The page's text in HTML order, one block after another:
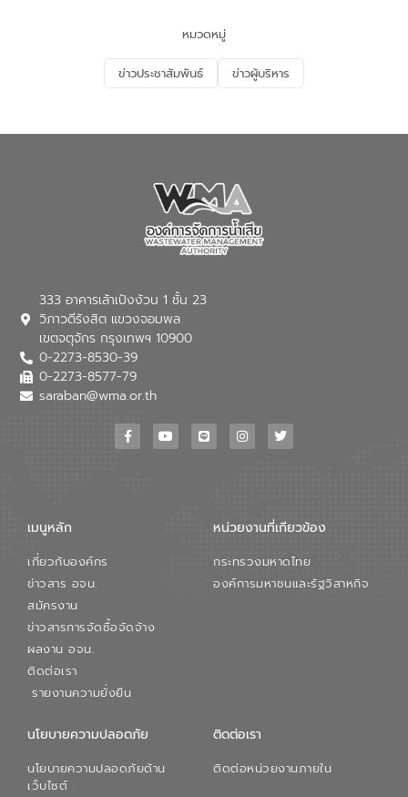
ด้านน้ำของประเทศ และเตรียมความพร้อม
รองรับการเติบโตของเมือง รวมถึงการ
ลงทุนในอุตสาหกรรมแห่งอนาคต ตลอดจน
มุ่งตอบโจทย์ความท้าทายจากวิกฤตการ
ในครั้งนี้เป็นการดึงจุดแข็งและความ
(อจน.) มาผสานกับประสบการณ์และ
เทคโนโลยีโครงข่ายน้ำครบวงจรในพื้นที่ EEC
ของอีสท์ วอเตอร์ เพื่อร่วมกันศึกษา
เทคโนโลยีการปรับปรุงคุณภาพน้ำ (Water
Reuse) และพัฒนารูปแบบการดำเนินงาน
ใช้น้ำที่พุ่งสูงขึ้นจากการขยายตัวของ
การองค์การจัดการน้ำเสีย กล่าวถึงภารกิจ
เพื่อสนับสนุนการพัฒนาเมืองอย่างยั่งยืน
ขณะที่ นายบดินทร์ อุดล กรรมการผู้อำนวย
สมดุลทางเศรษฐกิจและสิ่งแวดล้อมได้อย่าง
ภาคเอกชนในครั้งนี้ นับเป็นก้าวสำคัญของ
องค์การจัดการน้ำเสีย (อจน.) ในการร่วมวาง
หมวดหมู่
ข่าวประชาสัมพันธ์ ข่าวผู้บริหาร
333 อาคารเล้าเป้งง้วน 1 ชั้น 23
วิภาวดีรังสิต แขวงจอมพล
เขตจตุจักร กรุงเทพฯ 10900
0-2273-8530-39
0-2273-8577-79
saraban@wma.or.th
เมนูหลัก
เกี่ยวกับองค์กร
ข่าวสาร อจน.
สมัครงาน
ข่าวสารการจัดซื้อจัดจ้าง
ผลงาน อจน.
ติดต่อเรา
รายงานความยั่งยืน
หน่วยงานที่เกียวข้อง
กระทรวงมหาดไทย
องค์การมหาชนและรัฐวิสาหกิจ
นโยบายความปลอดภัย
นโยบายความปลอดภัยด้าน
เว็บไซต์
ติดต่อเรา
ติดต่อหน่วยงานภายใน